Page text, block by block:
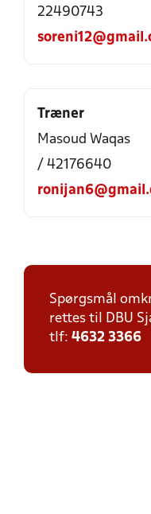
22490743
Træner
Masoud Waqas
/ 42176640
Spørgsmål
rettes til DBU
tlf: 4632 3366